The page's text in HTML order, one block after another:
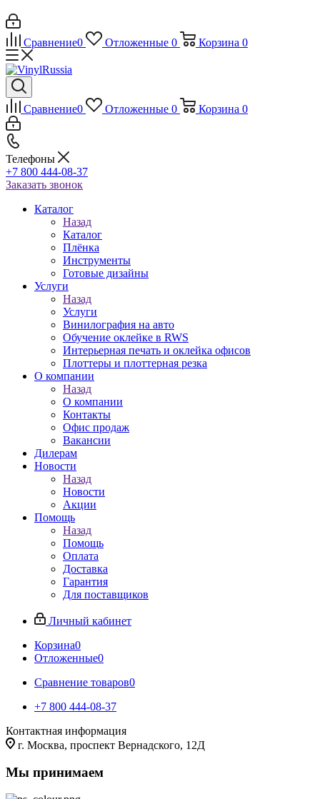
Сравнение0 Отложенные 0 Корзина 0
Сравнение0 Отложенные 0 Корзина 0
Телефоны
+7 800 444-08-37
Заказать звонок
Каталог
Назад
Каталог
Плёнка
Инструменты
Готовые дизайны
Услуги
Назад
Услуги
Винилография на авто
Обучение оклейке в RWS
Интерьерная печать и оклейка офисов
Плоттеры и плоттерная резка
О компании
Назад
О компании
Контакты
Офис продаж
Вакансии
Дилерам
Новости
Назад
Новости
Акции
Помощь
Назад
Помощь
Оплата
Доставка
Гарантия
Для поставщиков
Личный кабинет
Корзина0
Отложенные0
Сравнение товаров0
+7 800 444-08-37
Контактная информация
г. Москва, проспект Вернадского, 12Д
Мы принимаем